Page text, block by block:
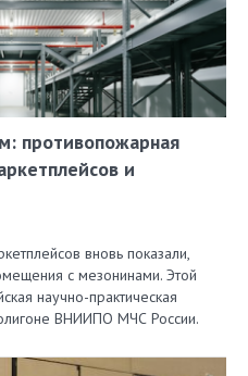
противопожарная
и
вновь показали,
с мезонинами. Этой
научно-практическая
ВНИИПО МЧС России.